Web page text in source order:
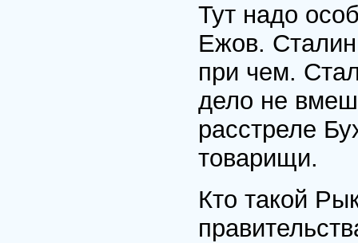
Тут надо
Ежов. Сталин
при чем.
дело не
расстреле
товарищи.
Кто такой